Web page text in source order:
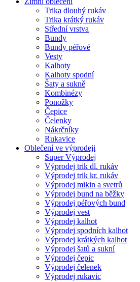
Trika dlouhý rukáv
Trika krátký rukáv
Střední vrstva
Bundy
Bundy péřové
Vesty
Kalhoty
Kalhoty spodní
Šaty a sukně
Kombinézy
Ponožky
Čepice
Čelenky
Nákrčníky
Rukavice
Oblečení ve výprodeji
Super Výprodej
Výprodej trik dl. rukáv
Výprodej trik kr. rukáv
Výprodej mikin a svetrů
Výprodej bund na běžky
Výprodej péřových bund
Výprodej vest
Výprodej kalhot
Výprodej spodních kalhot
Výprodej krátkých kalhot
Výprodej šatů a sukní
Výprodej čepic
Výprodej čelenek
Výprodej rukavic